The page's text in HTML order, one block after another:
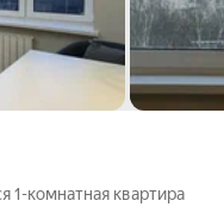
1-комнатная квартира